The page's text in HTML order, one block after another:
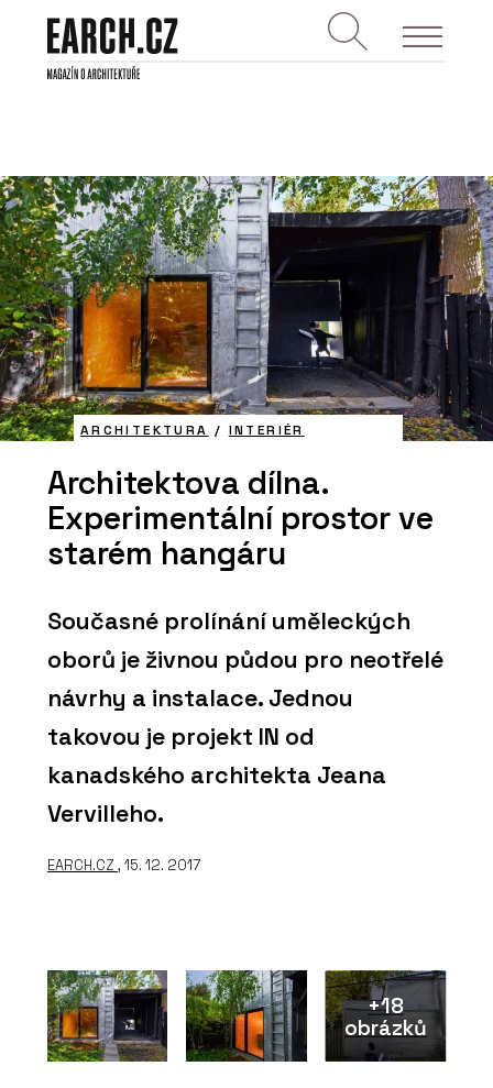
ARCHITEKTURA / INTERIÉR
Architektova dílna.
Experimentální prostor ve
starém hangáru
Současné prolínání uměleckých
oborů je živnou půdou pro neotřelé
návrhy a instalace. Jednou
takovou je projekt IN od
kanadského architekta Jeana
Vervilleho.
EARCH.CZ , 15. 12. 2017
+18
obrázků